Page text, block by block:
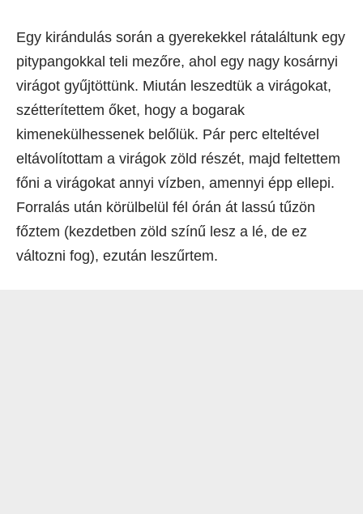
Egy kirándulás során a gyerekekkel rátaláltunk egy
pitypangokkal teli mezőre, ahol egy nagy kosárnyi
virágot gyűjtöttünk. Miután leszedtük a virágokat,
szétterítettem őket, hogy a bogarak
kimenekülhessenek belőlük. Pár perc elteltével
eltávolítottam a virágok zöld részét, majd feltettem
főni a virágokat annyi vízben, amennyi épp ellepi.
Forralás után körülbelül fél órán át lassú tűzön
főztem (kezdetben zöld színű lesz a lé, de ez
változni fog), ezután leszűrtem.